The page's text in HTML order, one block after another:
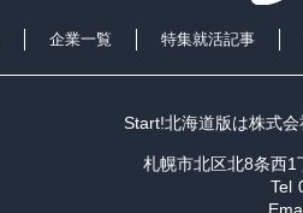
企業一覧 特集就活記事
Start!北海道版は株式会
札幌市北区北8条西
Tel